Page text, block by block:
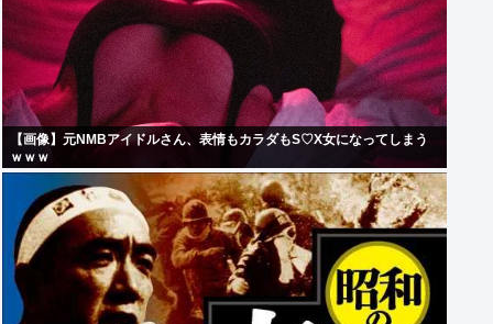
【画像】元NMBアイドルさん、表情もカラダもS♡X女になってしまう
ｗｗｗ